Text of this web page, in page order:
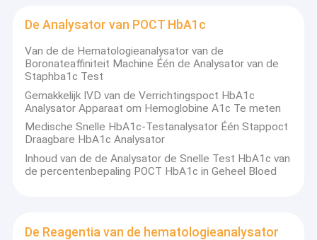
De Analysator van POCT HbA1c
Van de de Hematologieanalysator van de
Boronateaffiniteit Machine Één de Analysator van de
Staphba1c Test
Gemakkelijk IVD van de Verrichtingspoct HbA1c
Analysator Apparaat om Hemoglobine A1c Te meten
Medische Snelle HbA1c-Testanalysator Één Stappoct
Draagbare HbA1c Analysator
Inhoud van de de Analysator de Snelle Test HbA1c van
de percentenbepaling POCT HbA1c in Geheel Bloed
De Reagentia van de hematologieanalysator